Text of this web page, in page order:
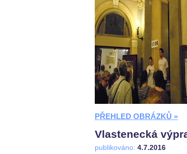
PŘEHLED OBRÁZKŮ »
Vlastenecká
publikováno: 4.7.2016